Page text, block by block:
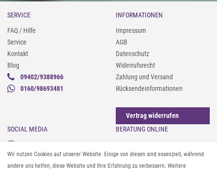
SERVICE
FAQ / Hilfe
Service
Kontakt
Blog
09402/9388966
0160/98693481
INFORMATIONEN
Impressum
AGB
Datenschutz
Widerrufsrecht
Zahlung und Versand
Rücksendeinformationen
Vertrag widerrufen
SOCIAL MEDIA
Instagram
Facebook
Pinterest
BERATUNG ONLINE
Gürtel messen & kürzen
Sonnenbrillen & UV-Schutz
Textilpflege
Wir nutzen Cookies auf unserer Website. Einige von diesen sind essenziell, während
andere uns helfen, diese Website und Ihre Erfahrung zu verbessern. Weitere